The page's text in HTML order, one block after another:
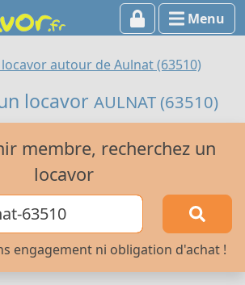
Menu
autour de Aulnat (63510)
locavor AULNAT (63510)
membre, recherchez un
locavor
engagement ni obligation d'achat !